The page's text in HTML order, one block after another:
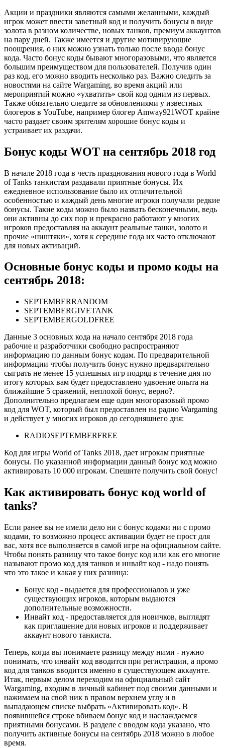
Акции и праздники являются самыми желанными, каждый
игрок может ввести заветный код и получить бонусы в виде
золота в разном количестве, новых танков, премиум аккаунтов
на пару дней. Также имеется и другие мотивирующие
поощрения, о них можно узнать только после ввода бонус
кода. Часто бонус коды бывают многоразовыми, что является
большим преимуществом для пользователей. Получив один
раз код, его можно вводить несколько раз. Важно следить за
новостями на сайте Wargaming, во время акций или
мероприятий можно «ухватить» свой код одним из первых.
Также обязательно следите за обновлениями у известных
блогеров в YouTube, например блогер Amway921WOT крайне
часто раздает своим зрителям хорошие бонус коды и
устраивает их раздачи.
Бонус коды WOT на сентябрь 2018 год
В начале 2018 года в честь празднования нового года в World
of Tanks танкистам раздавали приятные бонусы. Их
ежедневное использование было их отличительной
особенностью и каждый день многие игроки получали редкие
бонусы. Такие коды можно было назвать бесконечными, ведь
они активны до сих пор и прекрасно работают у многих
игроков предоставляя на аккаунт реальные танки, золото и
прочие «ништяки», хотя к середине года их часто отключают
для новых активаций.
Основные бонус коды и промо коды на
сентябрь 2018:
SEPTEMBERRANDOM
SEPTEMBERGIVETANK
SEPTEMBERGOLDFREE
Данные 3 основных кода на начало сентября 2018 года
рабочие и разработчики свободно распространяют
информацию по данным бонус кодам. По предварительной
информации чтобы получить бонус нужно предварительно
сыграть не менее 15 успешных игр подряд в течение дня по
итогу которых вам будет предоставлено удвоение опыта на
ближайшие 5 сражений, неплохой бонус, верно?.
Дополнительно предлагаем еще один многоразовый промо
код для WOT, который был предоставлен на радио Wargaming
и действует у многих игроков до сегодняшнего дня:
RADIOSEPTEMBERFREE
Код для игры World of Tanks 2018, дает игрокам приятные
бонусы. По указанной информации данный бонус код можно
активировать 10 000 игрокам. Спешите получить свой бонус!
Как активировать бонус код world of
tanks?
Если ранее вы не имели дело ни с бонус кодами ни с промо
кодами, то возможно процесс активации будет не прост для
вас, хотя все выполняется в самой игре на официальном сайте.
Чтобы понять разницу что такое бонус код или как его многие
называют промо код для танков и инвайт код - надо понять
что это такое и какая у них разница:
Бонус код - выдается для профессионалов и уже
существующих игроков, которым выдаются
дополнительные возможности.
Инвайт код - предоставляется для новичков, выглядят
как приглашение для новых игроков и поддерживает
аккаунт нового танкиста.
Теперь, когда вы понимаете разницу между ними - нужно
понимать, что инвайт код вводится при регистрации, а промо
код для танков вводится именно в существующем аккаунте.
Итак, первым делом переходим на официальный сайт
Wargaming, входим в личный кабинет под своими данными и
нажимаем на свой ник в правом верхнем углу и в
выпадающем списке выбрать «Активировать код». В
появившейся строке вбиваем бонус код и наслаждаемся
приятными бонусами. В разделе с вводом кода указано, что
получить активные бонусы на сентябрь 2018 можно в любое
время.